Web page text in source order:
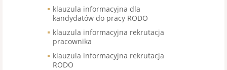
klauzula informacyjna dla
kandydatów do pracy RODO
klauzula informacyjna rekrutacja
pracownika
klauzula informacyjna rekrutacja
RODO